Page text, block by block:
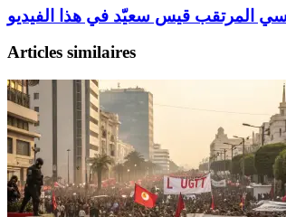
المرتقب قيس سعيّد في هذا الفيديو
Articles similaires